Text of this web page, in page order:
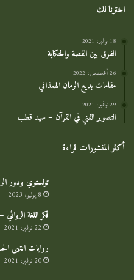
اخترنا لك
18 نوفمبر، 2021
الفرق بين القصة والحكاية
26 أغسطس، 2022
مقامات بديع الزمان الهمذاني
29 نوفمبر، 2021
التصوير الفني في القرآن – سيد قطب
أكثر المنشورات قراءة
تولستوي ودور
8 يوليو، 2023
فكر اللغة
22 نوفمبر، 2021
روايات انتهى
20 نوفمبر، 2021